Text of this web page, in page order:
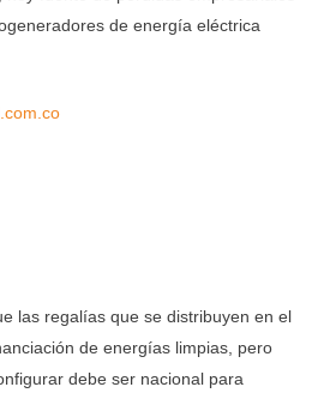
de energía eléctrica
las regalías que se distribuyen en el
de energías limpias, pero
debe ser nacional para